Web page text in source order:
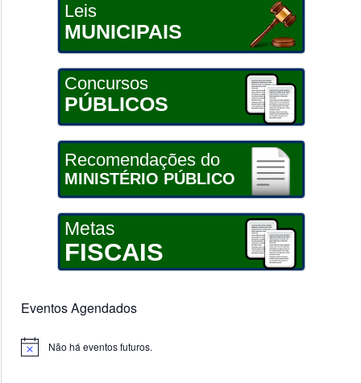
Leis
MUNICIPAIS
Concursos
PÚBLICOS
Recomendações do
MINISTÉRIO PÚBLICO
Metas
FISCAIS
Eventos Agendados
Notice Não há eventos futuros.